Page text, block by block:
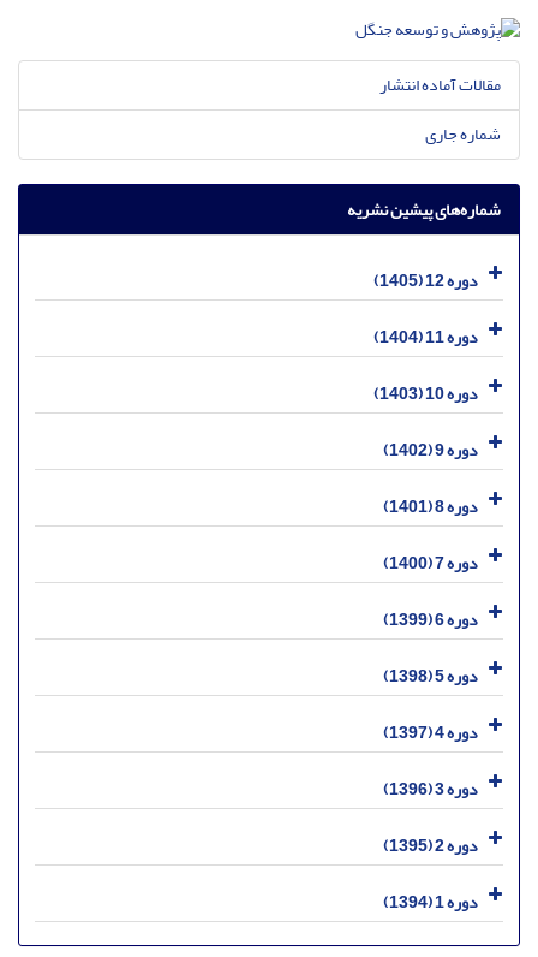
مقالات آماده انتشار
شماره جاری
شماره‌های پیشین نشریه
دوره 12 (1405)
دوره 11 (1404)
دوره 10 (1403)
دوره 9 (1402)
دوره 8 (1401)
دوره 7 (1400)
دوره 6 (1399)
دوره 5 (1398)
دوره 4 (1397)
دوره 3 (1396)
دوره 2 (1395)
دوره 1 (1394)